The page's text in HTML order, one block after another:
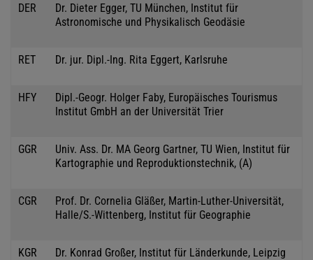
DER
Dr. Dieter Egger, TU München, Institut für
Astronomische und Physikalisch Geodäsie
RET Dr. jur. Dipl.-Ing. Rita Eggert, Karlsruhe
HFY
Dipl.-Geogr. Holger Faby, Europäisches Tourismus
Institut GmbH an der Universität Trier
GGR
Univ. Ass. Dr. MA Georg Gartner, TU Wien, Institut für
Kartographie und Reproduktionstechnik, (A)
CGR
Prof. Dr. Cornelia Gläßer, Martin-Luther-Universität,
Halle/S.-Wittenberg, Institut für Geographie
KGR Dr. Konrad Großer, Institut für Länderkunde, Leipzig